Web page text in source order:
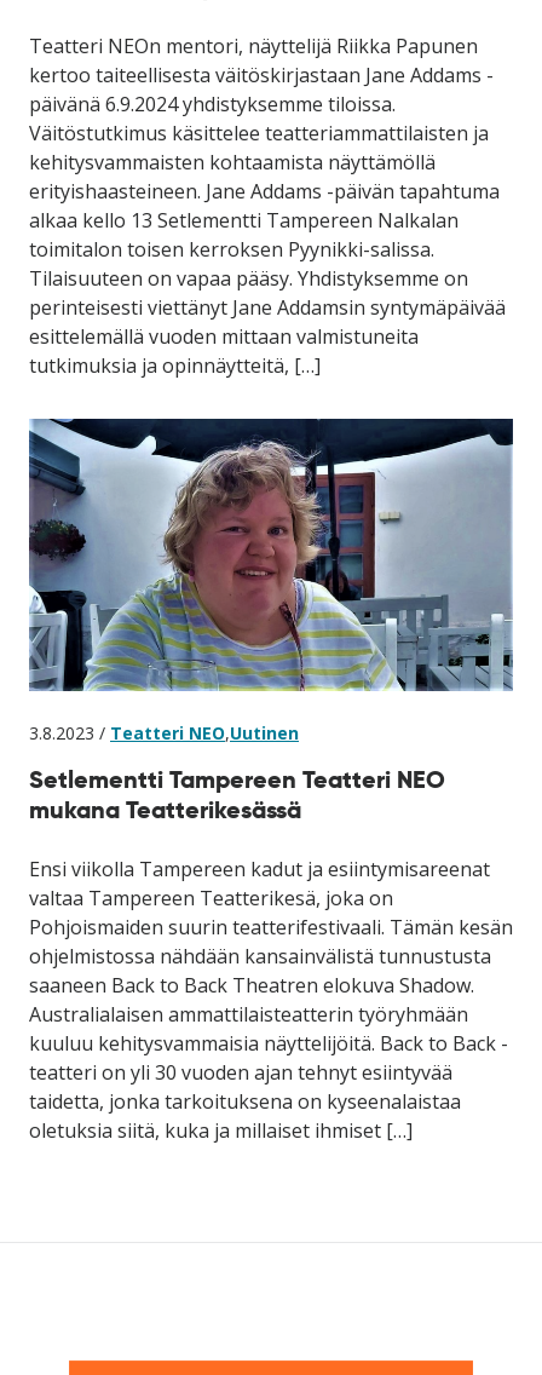
Teatteri NEOn mentori, näyttelijä Riikka Papunen
kertoo taiteellisesta väitöskirjastaan Jane Addams -
päivänä 6.9.2024 yhdistyksemme tiloissa.
Väitöstutkimus käsittelee teatteriammattilaisten ja
kehitysvammaisten kohtaamista näyttämöllä
erityishaasteineen. Jane Addams -päivän tapahtuma
alkaa kello 13 Setlementti Tampereen Nalkalan
toimitalon toisen kerroksen Pyynikki-salissa.
Tilaisuuteen on vapaa pääsy. Yhdistyksemme on
perinteisesti viettänyt Jane Addamsin syntymäpäivää
esittelemällä vuoden mittaan valmistuneita
tutkimuksia ja opinnäytteitä, […]
3.8.2023 / Teatteri NEO,Uutinen
Setlementti Tampereen Teatteri NEO
mukana Teatterikesässä
Ensi viikolla Tampereen kadut ja esiintymisareenat
valtaa Tampereen Teatterikesä, joka on
Pohjoismaiden suurin teatterifestivaali. Tämän kesän
ohjelmistossa nähdään kansainvälistä tunnustusta
saaneen Back to Back Theatren elokuva Shadow.
Australialaisen ammattilaisteatterin työryhmään
kuuluu kehitysvammaisia näyttelijöitä. Back to Back -
teatteri on yli 30 vuoden ajan tehnyt esiintyvää
taidetta, jonka tarkoituksena on kyseenalaistaa
oletuksia siitä, kuka ja millaiset ihmiset […]